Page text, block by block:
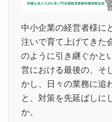
中小企業の経営者様に
注いで育て上げてきた
のように引き継ぐかと
営における最後の、そ
かし、日々の業務に追
と、対策を先延ばしに
か。